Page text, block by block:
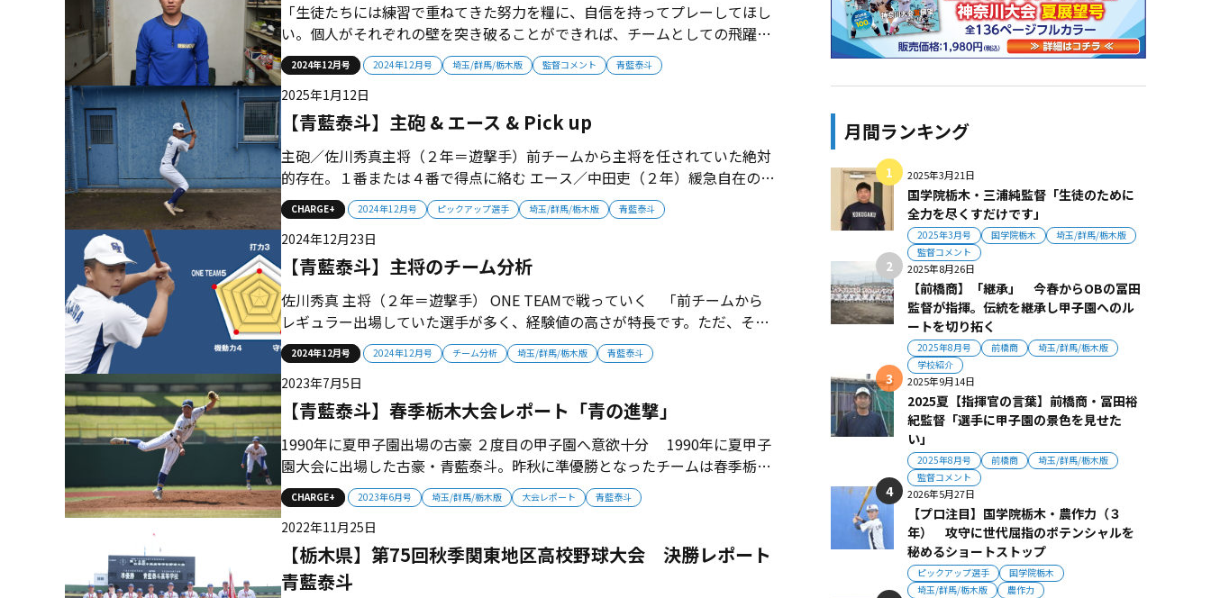
2024年12月号 2024年12月号 埼玉/群馬/栃木版 監督コメント 青藍泰斗
「生徒たちには練習で重ねてきた努力を糧に、自信を持ってプレーしてほし
い。個人がそれぞれの壁を突き破ることができれば、チームとしての飛躍に
つながっていくと考えています。選手の力を最大限に伸ばして1990年夏以来
の甲子園出場を目指していきます」【監督プロフィール】1997年群馬県出
身。桐生商―関東学園大。現役時代は遊撃手で...
CHARGE+ 2024年12月号 ピックアップ選手 埼玉/群馬/栃木版 青藍泰斗
【青藍泰斗】主砲 & エース & Pick up
2025年1月12日
主砲／佐川秀真主将（２年＝遊撃手）前チームから主将を任されていた絶対
的存在。１番または４番で得点に絡む エース／中田吏（２年）緩急自在のピ
ッチングでテンポ良くゲームを作る技巧派左腕。スライダーが武器 Pick up
／鈴木俊世（２年＝二塁手・投手）179センチ90キロの身体を活かし投打に
パワフルなプレーをみせる二刀流 P...
2024年12月号 2024年12月号 チーム分析 埼玉/群馬/栃木版 青藍泰斗
【青藍泰斗】主将のチーム分析
2024年12月23日
佐川秀真 主将（２年＝遊撃手） ONE TEAMで戦っていく 「前チームから
レギュラー出場していた選手が多く、経験値の高さが特長です。ただ、それ
だけは勝てないので投打にレベルアップしていく必要があります。個人の力
を高めてONE TEAMで戦っていきます」...
CHARGE+ 2023年6月号 埼玉/群馬/栃木版 大会レポート 青藍泰斗
【青藍泰斗】春季栃木大会レポート「青の進撃」
2023年7月5日
1990年に夏甲子園出場の古豪 ２度目の甲子園へ意欲十分 1990年に夏甲子
園大会に出場した古豪・青藍泰斗。昨秋に準優勝となったチームは春季栃木
県高校野球大会でもベスト４進出。復活の瞬間は近づいている。 ■186セン
チの大型右腕エース長嶋 青藍泰斗は2021年４月から、元阪神の石川俊介
監督が指揮を執っている。20...
【栃木県】第75回秋季関東地区高校野球大会 決勝レポート
青藍泰斗
2022年11月25日
月間ランキング
2025年3月21日
国学院栃木・三浦純監督「生徒のために
全力を尽くすだけです」
2025年3月号 国学院栃木
埼玉/群馬/栃木版
監督コメント
2025年8月26日
【前橋商】「継承」 今春からOBの冨田
監督が指揮。伝統を継承し甲子園へのル
ートを切り拓く
2025年8月号 前橋商
埼玉/群馬/栃木版
学校紹介
2025年9月14日
2025夏【指揮官の言葉】前橋商・冨田裕
紀監督「選手に甲子園の景色を見せた
い」
2025年8月号 前橋商
埼玉/群馬/栃木版
監督コメント
2026年5月27日
【プロ注目】国学院栃木・農作力（３
年） 攻守に世代屈指のポテンシャルを
秘めるショートストップ
ピックアップ選手
国学院栃木
埼玉/群馬/栃木版
農作力